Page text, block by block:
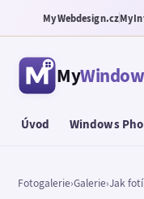
MyWebdesign.cz
My
Úvod Windows
Fotogalerie›Galerie›Jak fotí